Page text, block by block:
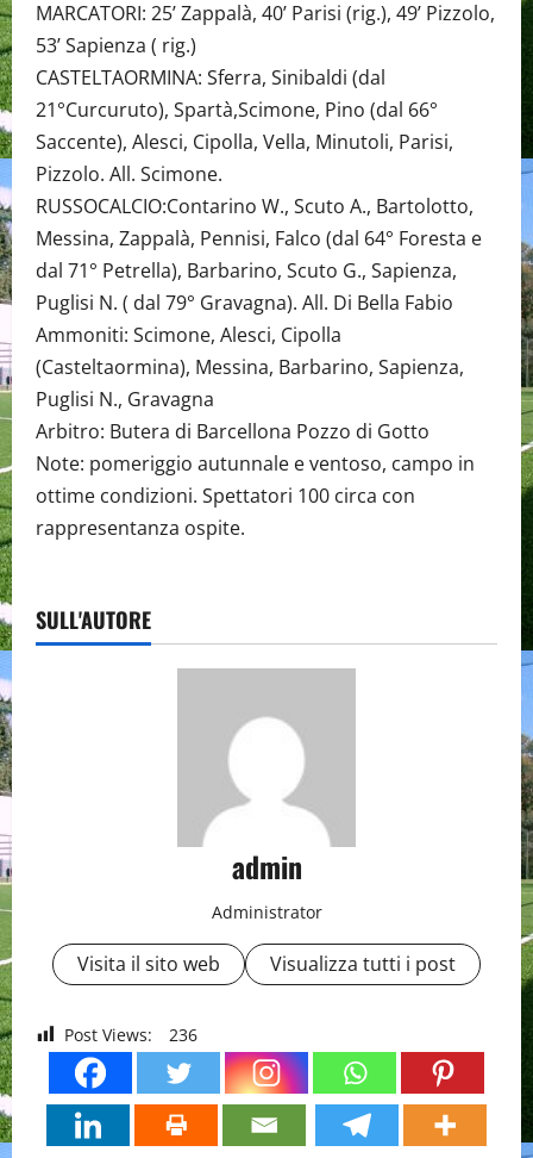
MARCATORI: 25’ Zappalà, 40’ Parisi (rig.), 49’ Pizzolo,
53’ Sapienza ( rig.)
CASTELTAORMINA: Sferra, Sinibaldi (dal
21°Curcuruto), Spartà,Scimone, Pino (dal 66°
Saccente), Alesci, Cipolla, Vella, Minutoli, Parisi,
Pizzolo. All. Scimone.
RUSSOCALCIO:Contarino W., Scuto A., Bartolotto,
Messina, Zappalà, Pennisi, Falco (dal 64° Foresta e
dal 71° Petrella), Barbarino, Scuto G., Sapienza,
Puglisi N. ( dal 79° Gravagna). All. Di Bella Fabio
Ammoniti: Scimone, Alesci, Cipolla
(Casteltaormina), Messina, Barbarino, Sapienza,
Puglisi N., Gravagna
Arbitro: Butera di Barcellona Pozzo di Gotto
Note: pomeriggio autunnale e ventoso, campo in
ottime condizioni. Spettatori 100 circa con
rappresentanza ospite.
SULL'AUTORE
admin
Administrator
Visita il sito web Visualizza tutti i post
Post Views: 236